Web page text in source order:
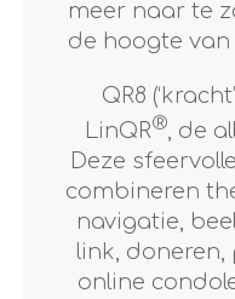
meer naar te
de hoogte
QR8
LinQR®, de
Deze
combineren
navigatie,
link, doneren,
online